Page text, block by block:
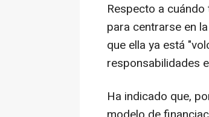
Respecto a
para centrarse en
que ella ya está
responsabilidades
Ha indicado que,